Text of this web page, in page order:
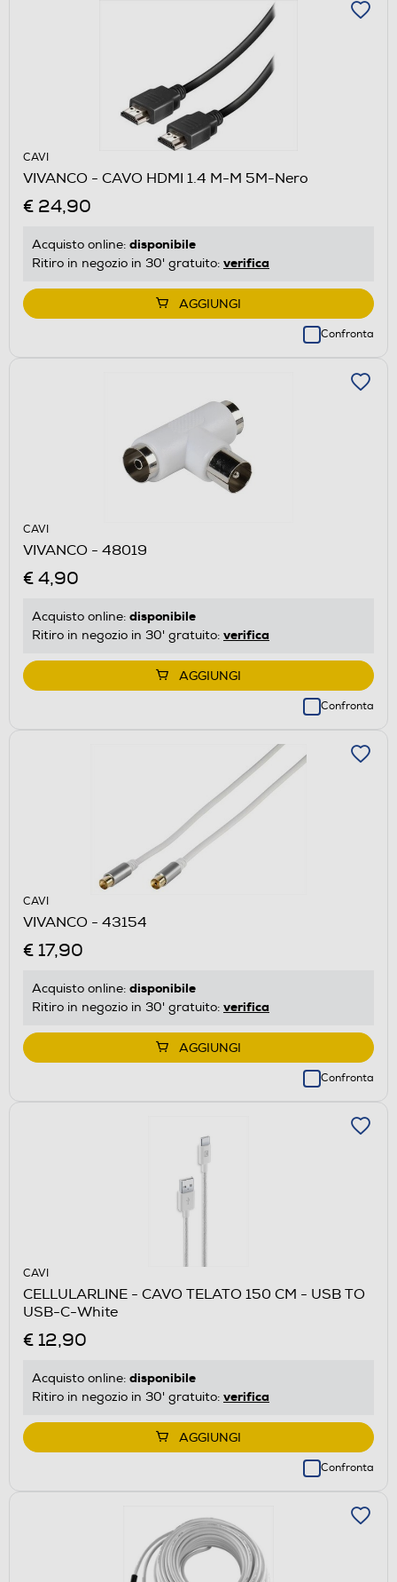
CAVI
VIVANCO - CAVO HDMI 1.4 M-M 5M-Nero
€ 24,90
Acquisto online: disponibile
Ritiro in negozio in 30' gratuito: verifica
AGGIUNGI
Confronta
CAVI
VIVANCO - 48019
€ 4,90
Acquisto online: disponibile
Ritiro in negozio in 30' gratuito: verifica
AGGIUNGI
Confronta
CAVI
VIVANCO - 43154
€ 17,90
Acquisto online: disponibile
Ritiro in negozio in 30' gratuito: verifica
AGGIUNGI
Confronta
CAVI
CELLULARLINE - CAVO TELATO 150 CM - USB TO
USB-C-White
€ 12,90
Acquisto online: disponibile
Ritiro in negozio in 30' gratuito: verifica
AGGIUNGI
Confronta